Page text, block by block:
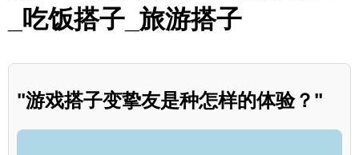
_吃饭搭子_旅游搭子
"游戏搭子变挚友是种怎样的体验？"